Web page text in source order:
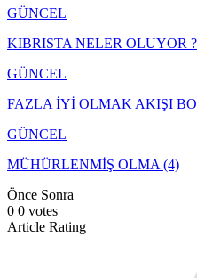
GÜNCEL
KIBRISTA NELER OLUYOR
GÜNCEL
FAZLA İYİ OLMAK AKIŞI
GÜNCEL
MÜHÜRLENMİŞ OLMA (4)
Önce Sonra
0 0 votes
Article Rating